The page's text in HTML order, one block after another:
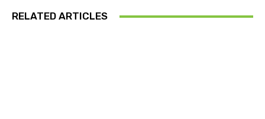
RELATED ARTICLES